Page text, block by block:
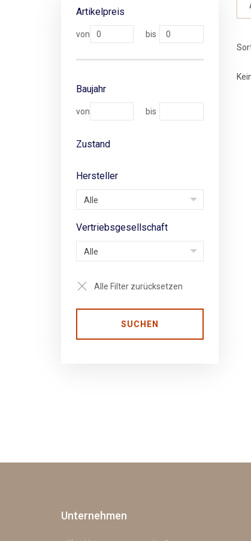
Artikelpreis
Baujahr
Zustand
Hersteller
Alle
Vertriebsgesellschaft
Alle
Alle Filter zurücksetzen
SUCHEN
Unternehmen